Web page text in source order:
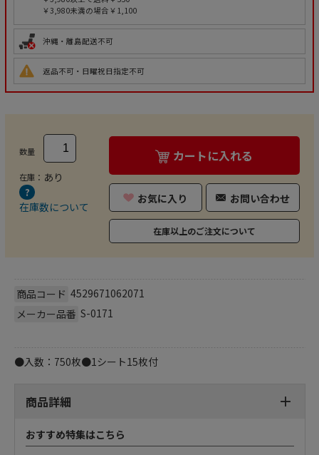
￥3,980未満の場合￥1,100
沖縄・離島配送不可
返品不可・日曜祝日指定不可
数量
在庫： あり
在庫数について
カートに入れる
お気に入り お問い合わせ
在庫以上のご注文について
商品コード 4529671062071
メーカー品番 S-0171
●入数：750枚●1シート15枚付
商品詳細
おすすめ特集はこちら